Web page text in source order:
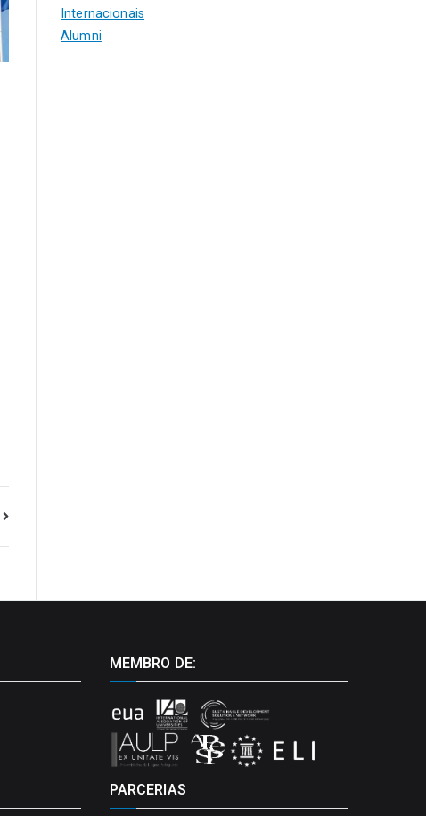
Internacionais
Alumni
MEMBRO DE:
PARCERIAS